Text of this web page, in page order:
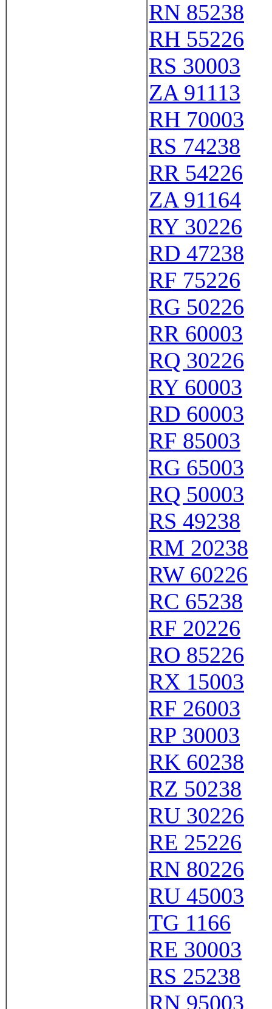
RN 85238
RH 55226
RS 30003
ZA 91113
RH 70003
RS 74238
RR 54226
ZA 91164
RY 30226
RD 47238
RF 75226
RG 50226
RR 60003
RQ 30226
RY 60003
RD 60003
RF 85003
RG 65003
RQ 50003
RS 49238
RM 20238
RW 60226
RC 65238
RF 20226
RO 85226
RX 15003
RF 26003
RP 30003
RK 60238
RZ 50238
RU 30226
RE 25226
RN 80226
RU 45003
TG 1166
RE 30003
RS 25238
RN 95003